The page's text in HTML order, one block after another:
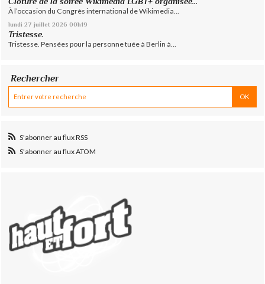
À l’occasion du Congrès international de Wikimedia...
lundi 27 juillet 2026 00h19
Tristesse.
Tristesse. Pensées pour la personne tuée à Berlin à...
Rechercher
S'abonner au flux RSS
S'abonner au flux ATOM